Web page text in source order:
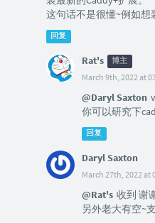
这句话不是很懂~例如
回复
Rat's 博主
March 9th, 2022 at
@Daryl Saxton
你可以研究下
回复
Daryl Saxton
March 27th, 2022 at
@Rat's 收到 谢
另外老大有空~